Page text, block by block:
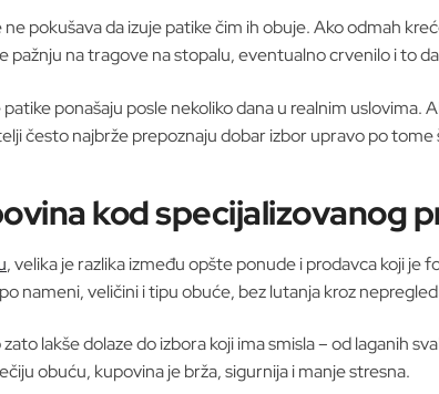
pokušava da izuje patike čim ih obuje. Ako odmah
pažnju na tragove na stopalu, eventualno crvenilo i to
ponašaju posle nekoliko dana u realnim
često najbrže prepoznaju dobar izbor upravo po
kod specijalizovanog
, velika je razlika između opšte ponude i prodavca koji
nameni, veličini i tipu obuće, bez lutanja kroz
lakše dolaze do izbora koji ima smisla – od laganih
obuću, kupovina je brža, sigurnija i manje stresna.